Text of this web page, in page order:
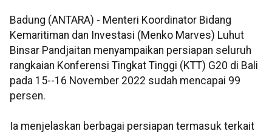
Badung (ANTARA) - Menteri Koordinator Bidang
Kemaritiman dan Investasi (Menko Marves) Luhut
Binsar Pandjaitan menyampaikan persiapan seluruh
rangkaian Konferensi Tingkat Tinggi (KTT) G20 di Bali
pada 15--16 November 2022 sudah mencapai 99
persen.
Ia menjelaskan berbagai persiapan termasuk terkait